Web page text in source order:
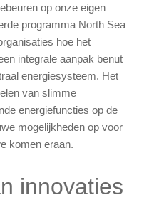
op onze eigen
programma North Sea
hoe het
integrale aanpak benut
energiesysteem. Het
van slimme
energiefuncties op de
mogelijkheden op voor
komen eraan.
innovaties